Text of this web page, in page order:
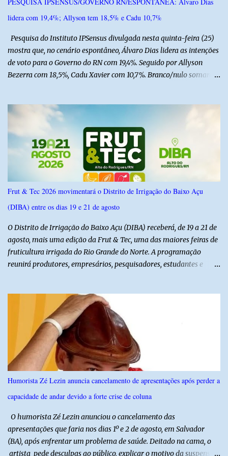
Polícia Militar, a criança é filha de um policial militar. PM reforça
alerta sobre álcool e direção Em nota, a Polícia Militar manifestou
lidera com 19,4%; Allyson tem 18,5% e Cadu 10,7%
Pesquisa do Instituto IPSensus divulgada nesta quinta-feira (25)
mostra que, no cenário espontâneo, Álvaro Dias lidera as intenções
de voto para o Governo do RN com 19,4%. Seguido por Allyson
Bezerra com 18,5%, Cadu Xavier com 10,7%. Branco/nulo somaram
do Norte entre os dias 18 e 22 de junho de 2026. O levantamento
possui margem de erro de 2,5 pontos percentuais e nível de
confiança de 95%. Registro no TSE: RN-09520/2026
Frut & Tec 2026 movimentará o Distrito de Irrigação do Baixo Açu
(DIBA) entre os dias 19 e 21 de agosto
O Distrito de Irrigação do Baixo Açu (DIBA) receberá, de 19 a 21 de
agosto, mais uma edição da Frut & Tec, uma das maiores feiras de
fruticultura irrigada do Rio Grande do Norte. A programação
reunirá produtores, empresários, pesquisadores, estudantes e
instituições e tecnologias voltadas ao setor. Além das atividades
técnicas, a feira contará com programação cultural. No dia 20 de
agosto, o público poderá prestigiar o show de humor com Mução,
seguido de apresentação musical de Vê Barreto. A Frut & Tec
reforça a importância do Distrito de Irrigação do Baixo Açu como
referência na fruticultura irrigada, promovendo conhecimento,
inovação e oportunidades para o desenvolvimento do agronegócio
potiguar. @associacaodiba
Humorista Zé Lezin anuncia cancelamento de apresentações após perder a
capacidade de andar devido a forte crise de coluna
O humorista Zé Lezin anunciou o cancelamento das
apresentações que faria nos dias 1º e 2 de agosto, em Salvador
(BA), após enfrentar um problema de saúde. Deitado na cama, o
artista pede desculpas ao público, explicar o motivo da suspensão